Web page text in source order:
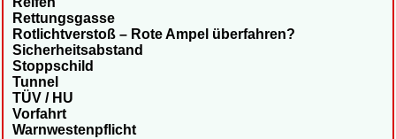
Rettungsgasse
Rotlichtverstoß – Rote Ampel überfahren?
Sicherheitsabstand
Stoppschild
Tunnel
TÜV / HU
Vorfahrt
Warnwestenpflicht